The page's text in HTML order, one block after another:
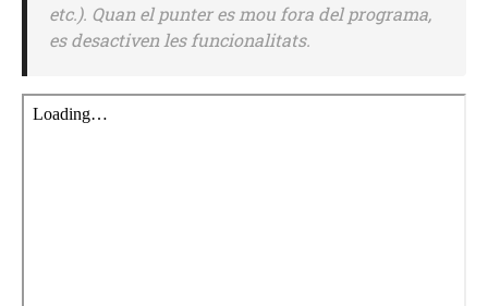
etc.). Quan el punter es mou fora del programa,
es desactiven les funcionalitats.